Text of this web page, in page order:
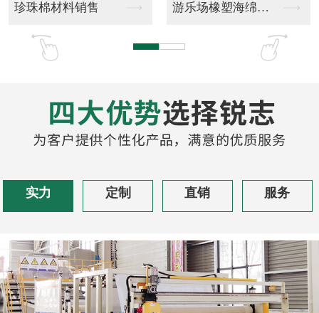
双面胶销售加工 双面胶销售定制
实力 定制 直销 服务